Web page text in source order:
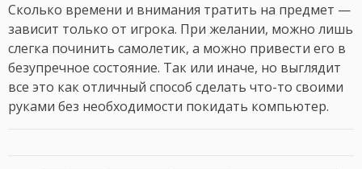
Сколько времени и внимания тратить на предмет —
зависит только от игрока. При желании, можно лишь
слегка починить самолетик, а можно привести его в
безупречное состояние. Так или иначе, но выглядит
все это как отличный способ сделать что-то своими
руками без необходимости покидать компьютер.